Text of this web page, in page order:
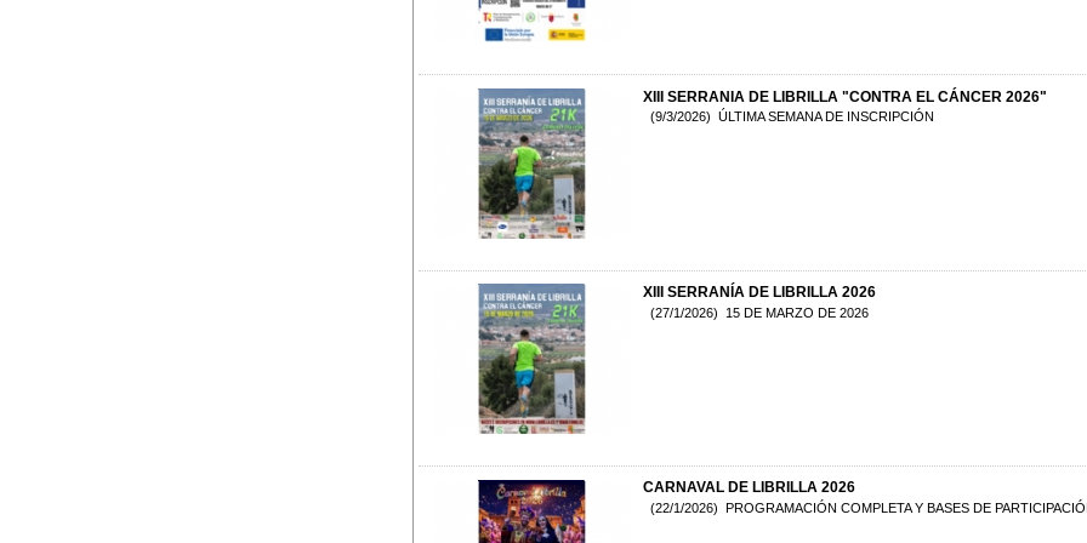
XIII SERRANIA DE LIBRILLA "CONTRA EL CÁNCER 2026"
(9/3/2026) ÚLTIMA SEMANA DE INSCRIPCIÓN
XIII SERRANÍA DE LIBRILLA 2026
(27/1/2026) 15 DE MARZO DE 2026
CARNAVAL DE LIBRILLA 2026
(22/1/2026) PROGRAMACIÓN COMPLETA Y BASES DE